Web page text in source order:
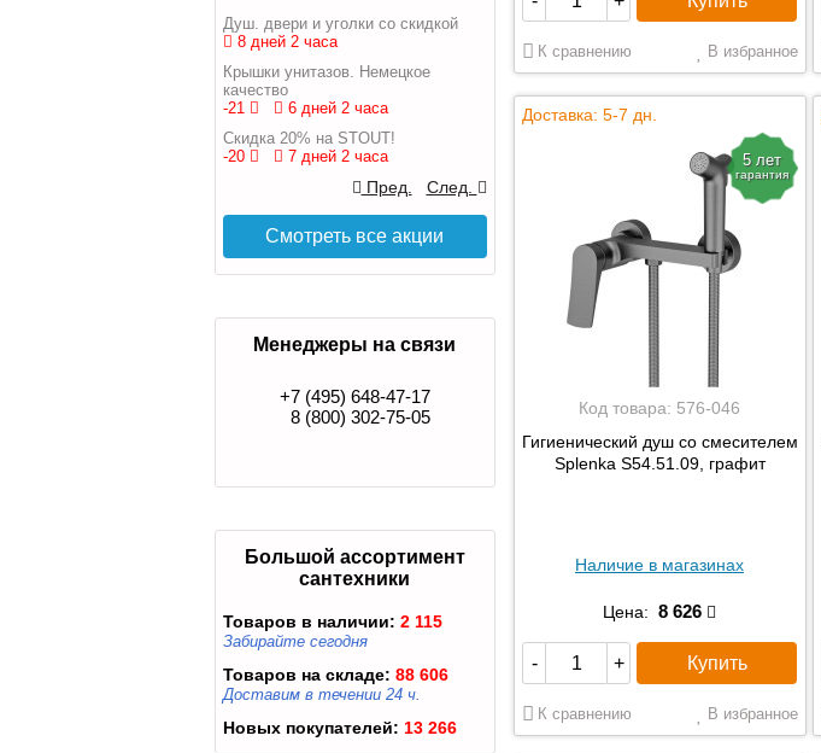
Душ. двери и уголки со скидкой
8 дней 2 часа
Крышки унитазов. Немецкое
качество
-21
6 дней 2 часа
Скидка 20% на STOUT!
-20
7 дней 2 часа
Пред. След.
Смотреть все акции
Менеджеры на связи
+7 (495) 648-47-17
8 (800) 302-75-05
Большой ассортимент
сантехники
Товаров в наличии: 2 115
Забирайте сегодня
Товаров на складе: 88 606
Доставим в течении 24 ч.
Новых покупателей: 13 266
К сравнению В избранное
Доставка: 5-7 дн.
5 лет
гарантия
Код товара: 576-046
Гигиенический душ со смесителем
Splenka S54.51.09, графит
Наличие в магазинах
Цена: 8 626
- + Купить
К сравнению В избранное